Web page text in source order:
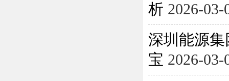
析 2026-03-
深圳能源
宝 2026-03-